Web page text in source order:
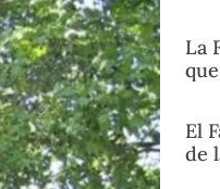
La
El
de